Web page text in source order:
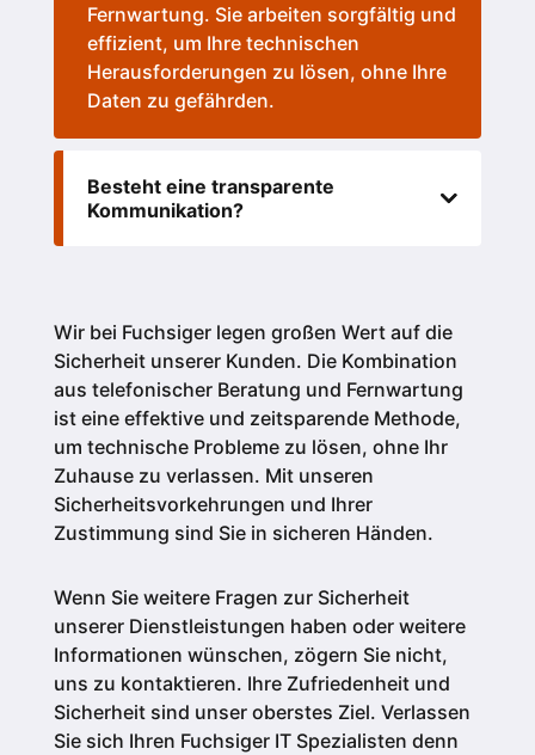
Fernwartung. Sie arbeiten sorgfältig und
effizient, um Ihre technischen
Herausforderungen zu lösen, ohne Ihre
Daten zu gefährden.
Besteht eine transparente
Kommunikation?
Wir bei Fuchsiger legen großen Wert auf die
Sicherheit unserer Kunden. Die Kombination
aus telefonischer Beratung und Fernwartung
ist eine effektive und zeitsparende Methode,
um technische Probleme zu lösen, ohne Ihr
Zuhause zu verlassen. Mit unseren
Sicherheitsvorkehrungen und Ihrer
Zustimmung sind Sie in sicheren Händen.
Wenn Sie weitere Fragen zur Sicherheit
unserer Dienstleistungen haben oder weitere
Informationen wünschen, zögern Sie nicht,
uns zu kontaktieren. Ihre Zufriedenheit und
Sicherheit sind unser oberstes Ziel. Verlassen
Sie sich Ihren Fuchsiger IT Spezialisten denn